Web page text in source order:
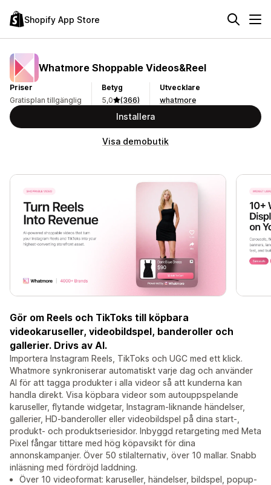
Shopify App Store
Whatmore Shoppable Videos&Reel
Priser
Gratisplan tillgänglig
Betyg
5,0
(366)
Utvecklare
whatmore
Installera
Visa demobutik
Gör om Reels och TikToks till köpbara
videokaruseller, videobildspel, banderoller och
gallerier. Drivs av AI.
Importera Instagram Reels, TikToks och UGC med ett klick.
Whatmore synkroniserar automatiskt varje dag och använder
AI för att tagga produkter i alla videor så att kunderna kan
handla direkt. Visa köpbara videor som autouppspelande
karuseller, flytande widgetar, Instagram-liknande händelser,
gallerier, HD-banderoller eller videobildspel på dina start-,
produkt- och produktseriesidor. Inbyggd retargeting med Meta
Pixel fångar tittare med hög köpavsikt för dina
annonskampanjer. Över 50 stilalternativ, över 10 mallar. Snabb
inläsning med fördröjd laddning.
Över 10 videoformat: karuseller, händelser, bildspel, popup-